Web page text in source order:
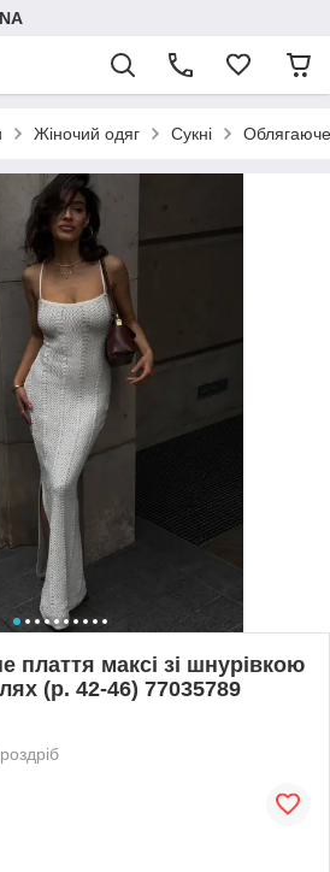
Жіночий одяг Сукні
плаття максі зі шнурівкою
(р. 42-46) 77035789